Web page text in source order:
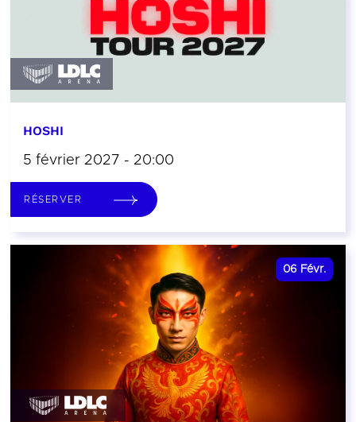
HOSHI
5 février 2027 - 20:00
RÉSERVER
06 Févr.